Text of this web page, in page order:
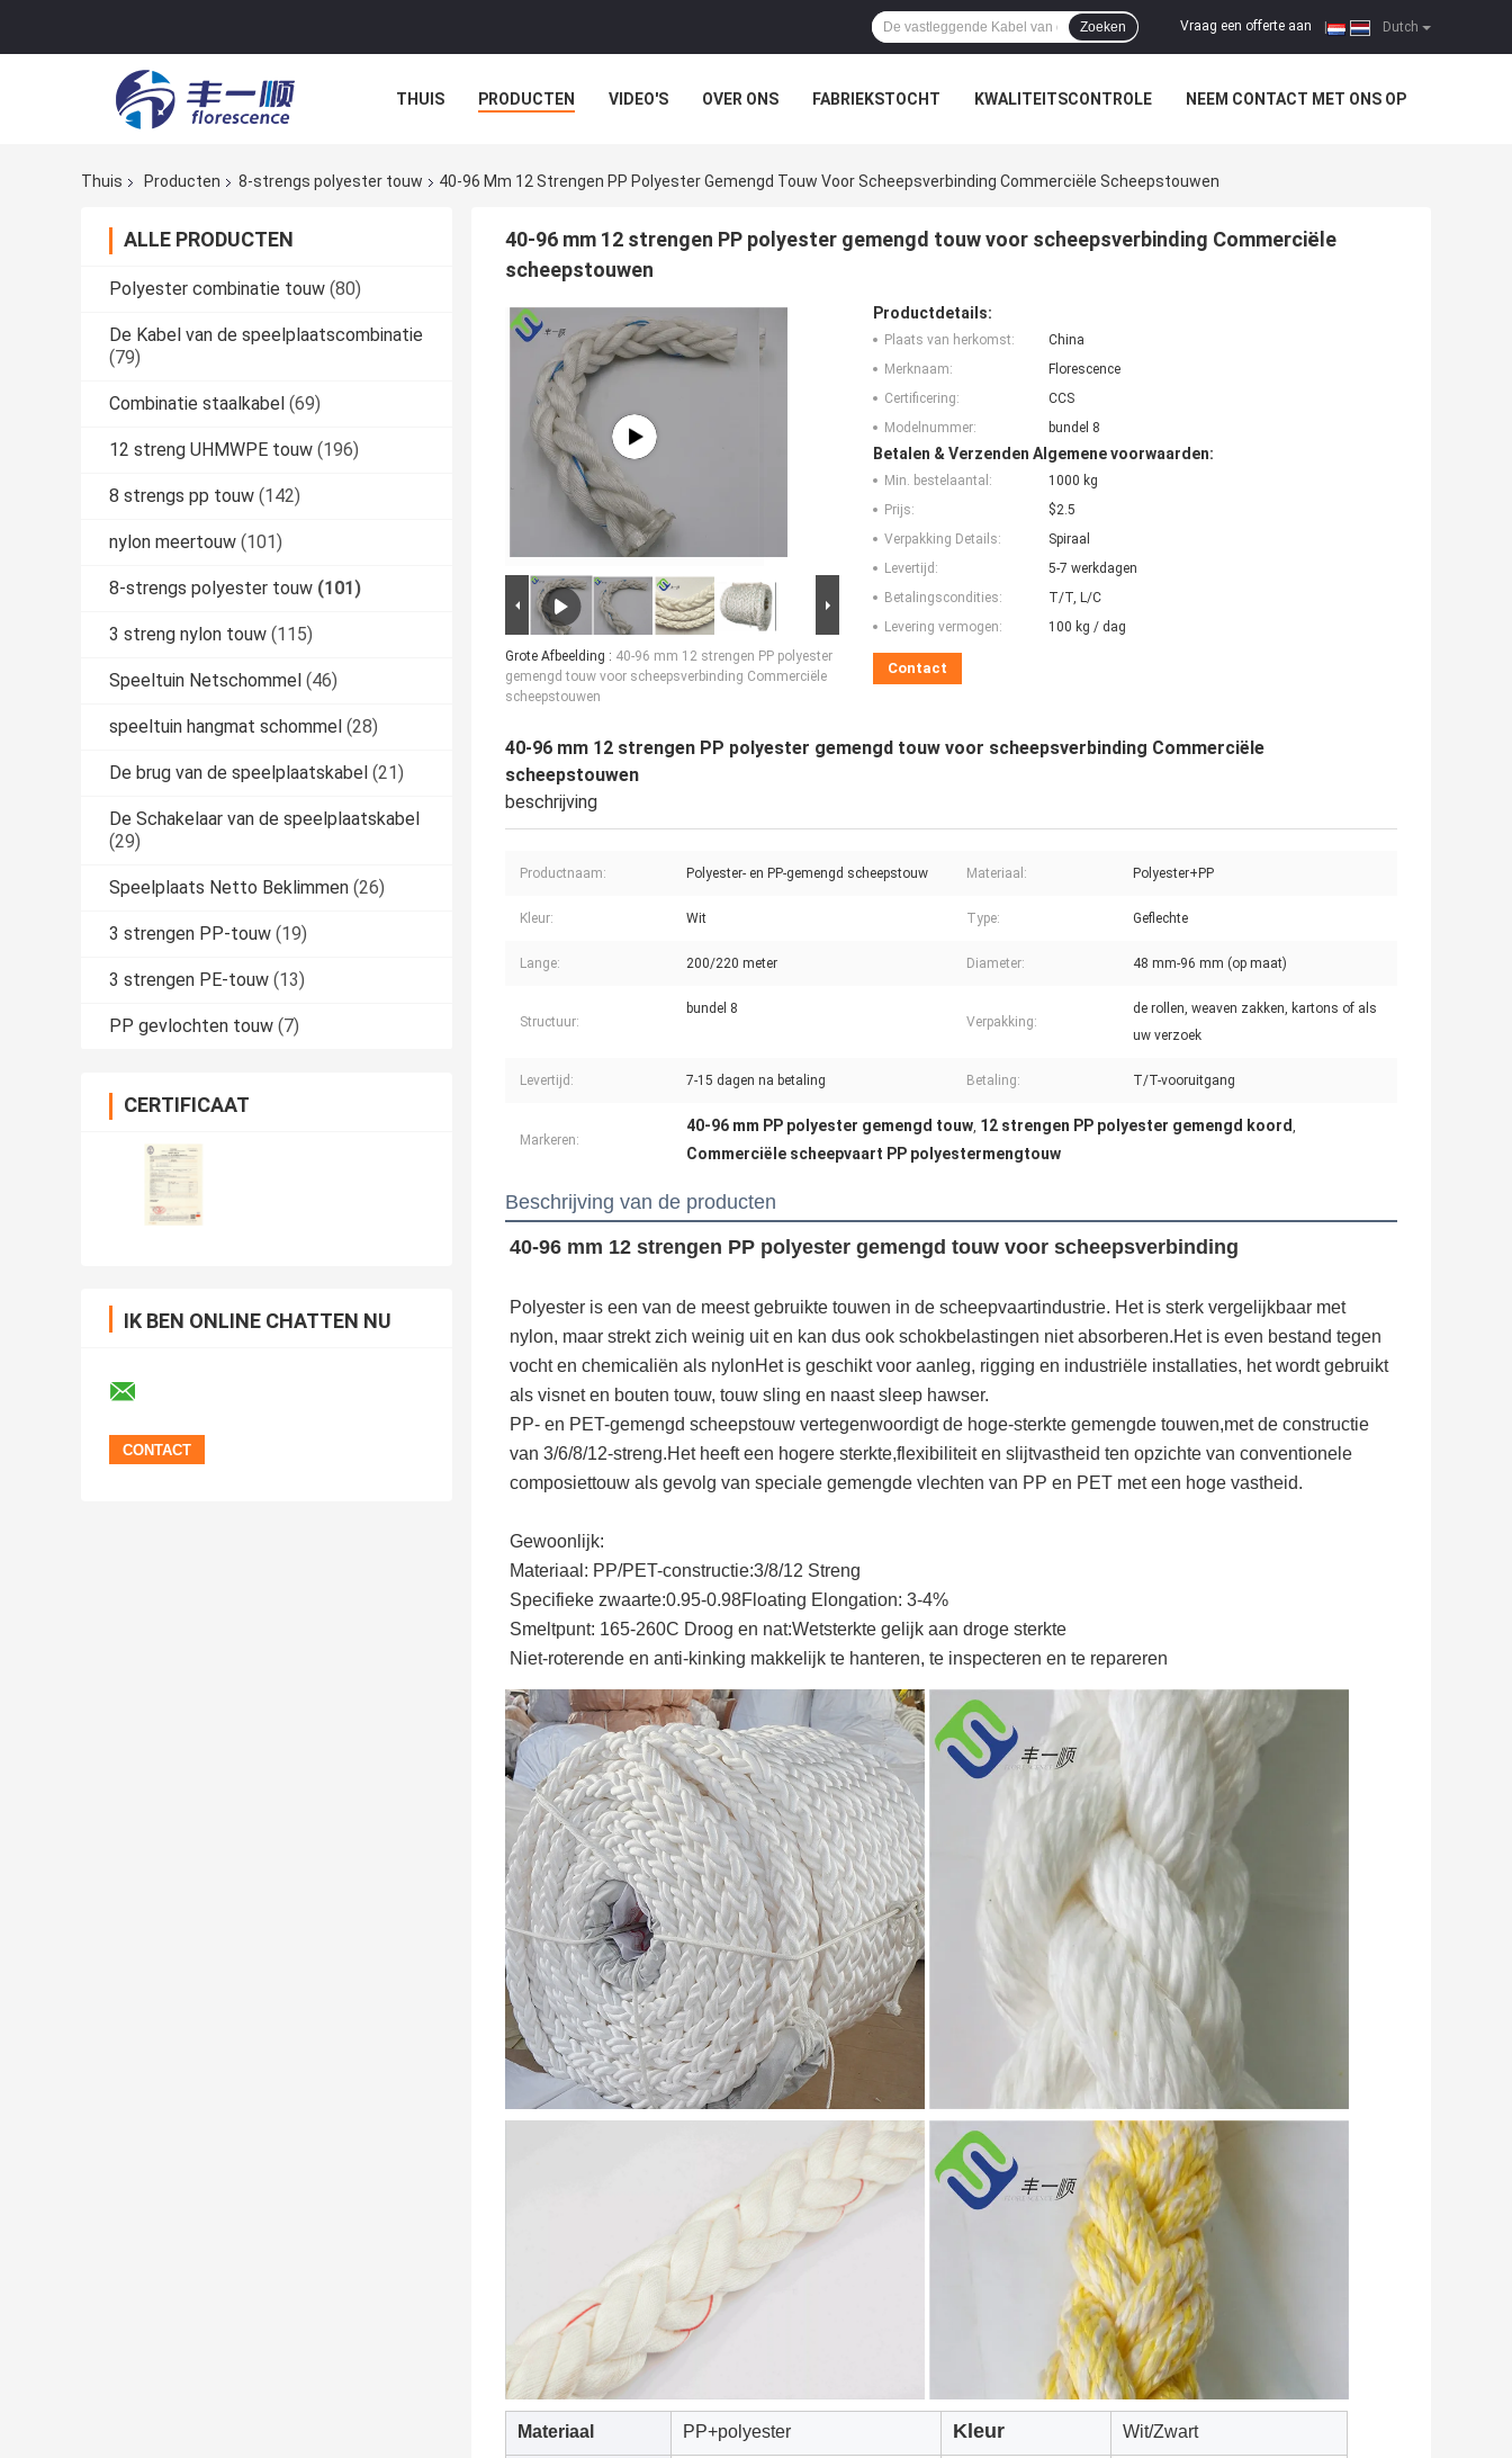
Dutch
Vraag een offerte aan
Zoeken
THUIS PRODUCTEN VIDEO'S OVER ONS FABRIEKSTOCHT KWALITEITSCONTROLE NEEM CONTACT MET ONS OP
Thuis
Producten 8-strengs polyester touw 40-96 Mm 12 Strengen PP Polyester Gemengd Touw Voor Scheepsverbinding Commerciële Scheepstouwen
ALLE PRODUCTEN
Polyester combinatie touw (80)
De Kabel van de speelplaatscombinatie
(79)
Combinatie staalkabel (69)
12 streng UHMWPE touw (196)
8 strengs pp touw (142)
nylon meertouw (101)
8-strengs polyester touw (101)
3 streng nylon touw (115)
Speeltuin Netschommel (46)
speeltuin hangmat schommel (28)
De brug van de speelplaatskabel (21)
De Schakelaar van de speelplaatskabel
(29)
Speelplaats Netto Beklimmen (26)
3 strengen PP-touw (19)
3 strengen PE-touw (13)
PP gevlochten touw (7)
CERTIFICAAT
IK BEN ONLINE CHATTEN NU
40-96 mm 12 strengen PP polyester gemengd touw voor scheepsverbinding Commerciële
scheepstouwen
Grote Afbeelding : 40-96 mm 12 strengen PP polyester
gemengd touw voor scheepsverbinding Commerciële
scheepstouwen
Productdetails:
Plaats van herkomst:
China
Merknaam:
Florescence
Certificering:
CCS
Modelnummer:
bundel 8
Betalen & Verzenden Algemene voorwaarden:
Min. bestelaantal:
1000 kg
Prijs:
$2.5
Verpakking Details:
Spiraal
Levertijd:
5-7 werkdagen
Betalingscondities:
T/T, L/C
Levering vermogen:
100 kg / dag
Contact
40-96 mm 12 strengen PP polyester gemengd touw voor scheepsverbinding Commerciële
scheepstouwen
beschrijving
Productnaam: Polyester- en PP-gemengd scheepstouw Materiaal: Polyester+PP
Kleur: Wit Type: Geflechte
Lange: 200/220 meter Diameter: 48 mm-96 mm (op maat)
Structuur:
bundel 8
Verpakking:
de rollen, weaven zakken, kartons of als
uw verzoek
Levertijd: 7-15 dagen na betaling Betaling: T/T-vooruitgang
Markeren:
40-96 mm PP polyester gemengd touw, 12 strengen PP polyester gemengd koord,
Commerciële scheepvaart PP polyestermengtouw
Beschrijving van de producten
40-96 mm 12 strengen PP polyester gemengd touw voor scheepsverbinding
Polyester is een van de meest gebruikte touwen in de scheepvaartindustrie. Het is sterk vergelijkbaar met
nylon, maar strekt zich weinig uit en kan dus ook schokbelastingen niet absorberen.Het is even bestand tegen
vocht en chemicaliën als nylonHet is geschikt voor aanleg, rigging en industriële installaties, het wordt gebruikt
als visnet en bouten touw, touw sling en naast sleep hawser.
PP- en PET-gemengd scheepstouw vertegenwoordigt de hoge-sterkte gemengde touwen,met de constructie
van 3/6/8/12-streng.Het heeft een hogere sterkte,flexibiliteit en slijtvastheid ten opzichte van conventionele
composiettouw als gevolg van speciale gemengde vlechten van PP en PET met een hoge vastheid.
Gewoonlijk:
Materiaal: PP/PET-constructie:3/8/12 Streng
Specifieke zwaarte:0.95-0.98Floating Elongation: 3-4%
Smeltpunt: 165-260C Droog en nat:Wetsterkte gelijk aan droge sterkte
Niet-roterende en anti-kinking makkelijk te hanteren, te inspecteren en te repareren
Materiaal PP+polyester Kleur Wit/Zwart